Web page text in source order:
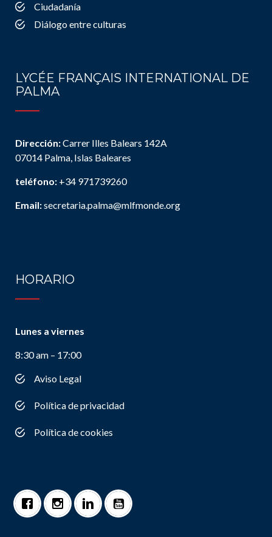
Ciudadanía
Diálogo entre culturas
LYCÉE FRANÇAIS INTERNATIONAL DE
PALMA
Dirección:Carrer Illes Balears 142A
07014 Palma, Islas Baleares
teléfono: +34 971739260
Email:secretaria.palma@mlfmonde.org
HORARIO
Lunes a viernes
8:30 am – 17:00
Aviso Legal
Política de privacidad
Política de cookies